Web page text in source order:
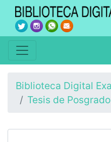
Biblioteca Digital
Tesis de Posgrado